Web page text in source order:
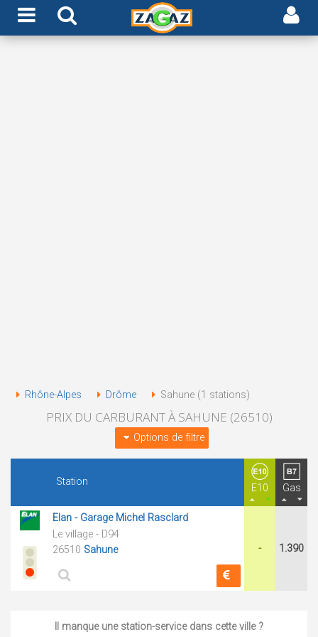
Rhône-Alpes Drôme Sahune (1 stations)
PRIX DU CARBURANT À SAHUNE (26510)
Options de filtre
Station
E10 Gas
Elan - Garage Michel Rasclard
Le village - D94
26510 Sahune - 1.390
Il manque une station-service dans cette ville ?